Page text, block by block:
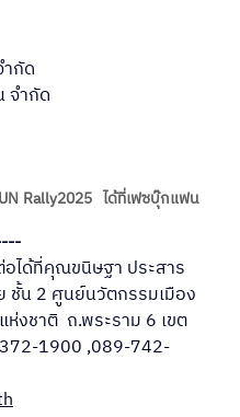
กัด
จำกัด
Rally2025  ได้ที่เฟซบุ๊กแฟน
ได้ที่คุณขนิษฐา ประสาร
ชั้น 2 ศูนย์นวัตกรรมเมือง
งชาติ  ถ.พระราม 6 เขต
372-1900 ,089-742-